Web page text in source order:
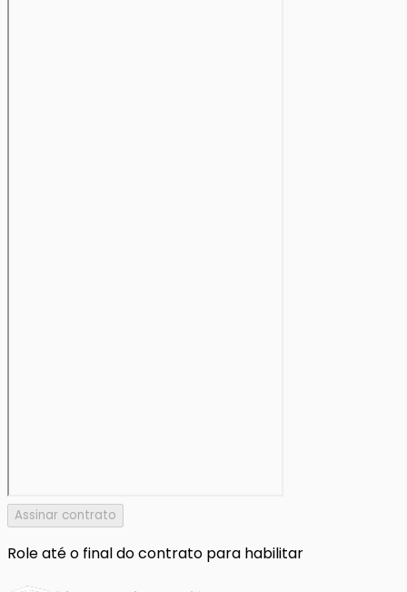
Assinar contrato
Role até o final do contrato para habilitar